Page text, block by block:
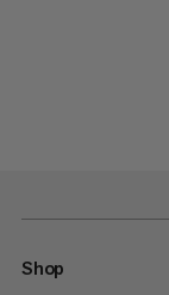
Shop